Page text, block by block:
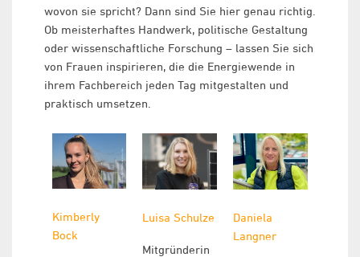
wovon sie spricht? Dann sind Sie hier genau richtig.
Ob meisterhaftes Handwerk, politische Gestaltung
oder wissenschaftliche Forschung – lassen Sie sich
von Frauen inspirieren, die die Energiewende in
ihrem Fachbereich jeden Tag mitgestalten und
praktisch umsetzen.
Kimberly
Bock
Luisa Schulze
Mitgründerin
Daniela
Langner